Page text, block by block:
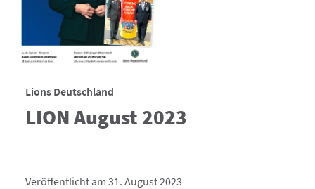
Lions Deutschland
LION August 2023
Veröffentlicht am 31. August 2023